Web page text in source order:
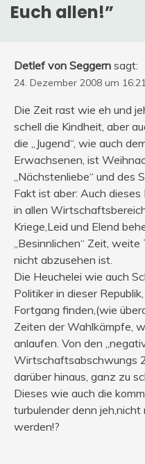
Euch allen!”
Detlef von Seggern sagt:
24. Dezember 2008 um
Die Zeit rast wie eh und
schell die Kindheit, aber
die „Jugend“, wie auch
Erwachsenen, ist
„Nächstenliebe“ und des
Fakt ist aber: Auch dieses
in allen
Kriege,Leid und Elend
„Besinnlichen“ Zeit,
nicht abzusehen ist.
Die Heuchelei wie auch
Politiker in dieser
Fortgang finden,(wie
Zeiten der Wahlkämpfe,
anlaufen. Von den
Wirtschaftsabschwungs
darüber hinaus, ganz zu
Dieses wie auch die
turbulender denn jeh,nicht
werden!?